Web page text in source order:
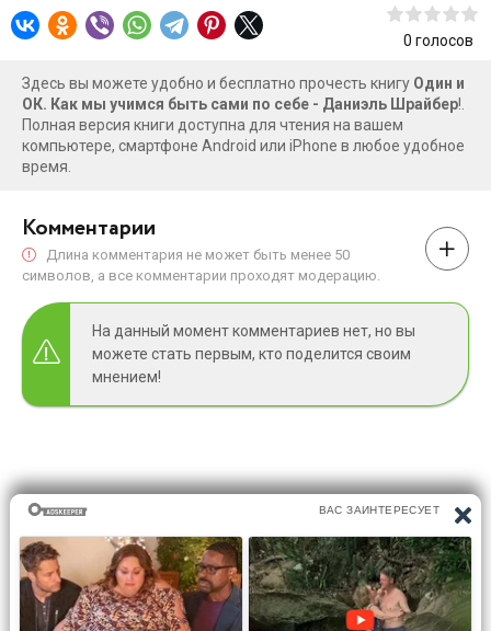
0 голосов
Здесь вы можете удобно и бесплатно прочесть книгу Один и
ОК. Как мы учимся быть сами по себе - Даниэль Шрайбер!.
Полная версия книги доступна для чтения на вашем
компьютере, смартфоне Android или iPhone в любое удобное
время.
Комментарии
Длина комментария не может быть менее 50
символов, а все комментарии проходят модерацию.
На данный момент комментариев нет, но вы
можете стать первым, кто поделится своим
мнением!